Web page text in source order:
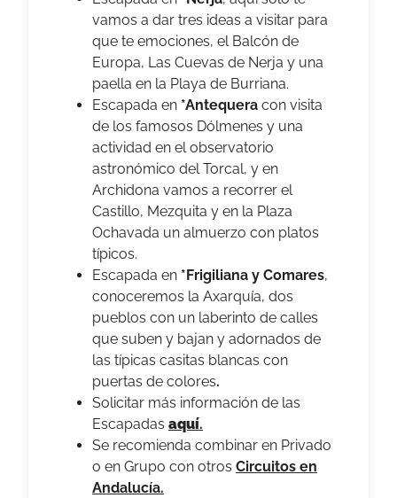
vamos a dar tres ideas a visitar para
que te emociones, el Balcón de
Europa, Las Cuevas de Nerja y una
paella en la Playa de Burriana.
Escapada en *Antequera con visita
de los famosos Dólmenes y una
actividad en el observatorio
astronómico del Torcal, y en
Archidona vamos a recorrer el
Castillo, Mezquita y en la Plaza
Ochavada un almuerzo con platos
típicos.
Escapada en *Frigiliana y Comares,
conoceremos la Axarquía, dos
pueblos con un laberinto de calles
que suben y bajan y adornados de
las típicas casitas blancas con
puertas de colores.
Solicitar más información de las
Escapadas aquí.
Se recomienda combinar en Privado
o en Grupo con otros Circuitos en
Andalucía.